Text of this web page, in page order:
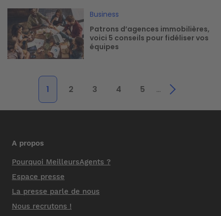
Image
Business
Patrons d’agences immobilières,
voici 5 conseils pour fidéliser vos
équipes
1 2 3 4 5 …
A propos
Pourquoi MeilleursAgents ?
Espace presse
La presse parle de nous
Nous recrutons !